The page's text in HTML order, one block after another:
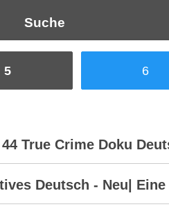
Suche
5 6
True Crime Doku
Deutsch - Neu|